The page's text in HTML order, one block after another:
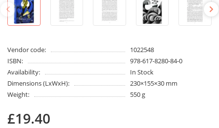
Vendor code:
1022548
ISBN:
978-617-8280-84-0
Availability:
In Stock
Dimensions (LxWxH):
230×155×30 mm
Weight:
550 g
£19.40